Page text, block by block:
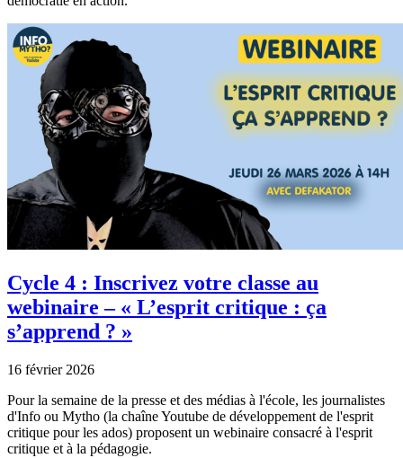
Cycle 4 : Inscrivez votre classe au
webinaire – « L’esprit critique : ça
s’apprend ? »
16 février 2026
Pour la semaine de la presse et des médias à l'école, les journalistes
d'Info ou Mytho (la chaîne Youtube de développement de l'esprit
critique pour les ados) proposent un webinaire consacré à l'esprit
critique et à la pédagogie.